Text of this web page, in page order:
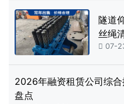
隧道
丝绳
 07-
2026年融资租赁公司综
盘点